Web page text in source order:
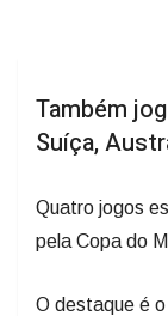
Também
Suíça,
Quatro jogos
pela Copa do
O destaque é